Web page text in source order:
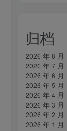
归档
2026 年 8 月
2026 年 7 月
2026 年 6 月
2026 年 5 月
2026 年 4 月
2026 年 3 月
2026 年 2 月
2026 年 1 月